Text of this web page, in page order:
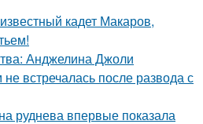
кадет Макаров,
Анджелина Джоли
встречалась после развода с
руднева впервые показала